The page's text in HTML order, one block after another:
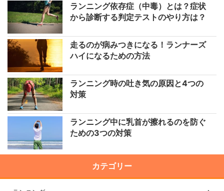
ランニング依存症（中毒）とは？症状
から診断する判定テストのやり方は？
走るのが病みつきになる！ランナーズ
ハイになるための方法
ランニング時の吐き気の原因と4つの
対策
ランニング中に乳首が擦れるのを防ぐ
ための3つの対策
カテゴリー